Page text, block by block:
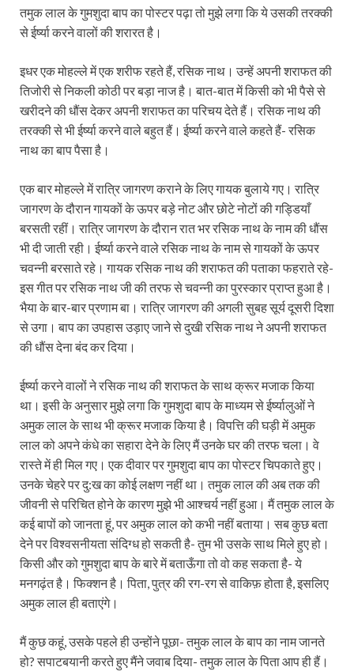
तमुक लाल के गुमशुदा बाप का पोस्टर पढ़ा तो मुझे लगा कि ये उसकी तरक्की
से ईर्ष्या करने वालों की शरारत है।
इधर एक मोहल्ले में एक शरीफ रहते हैं, रसिक नाथ। उन्हें अपनी शराफत की
तिजोरी से निकली कोठी पर बड़ा नाज है। बात-बात में किसी को भी पैसे से
खरीदने की धौंस देकर अपनी शराफत का परिचय देते हैं। रसिक नाथ की
तरक्की से भी ईर्ष्या करने वाले बहुत हैं। ईर्ष्या करने वाले कहते हैं- रसिक
नाथ का बाप पैसा है।
एक बार मोहल्ले में रात्रि जागरण कराने के लिए गायक बुलाये गए। रात्रि
जागरण के दौरान गायकों के ऊपर बड़े नोट और छोटे नोटों की गड्डियाँ
बरसती रहीं। रात्रि जागरण के दौरान रात भर रसिक नाथ के नाम की धौंस
भी दी जाती रही। ईर्ष्या करने वाले रसिक नाथ के नाम से गायकों के ऊपर
चवन्नी बरसाते रहे। गायक रसिक नाथ की शराफत की पताका फहराते रहे-
इस गीत पर रसिक नाथ जी की तरफ से चवन्नी का पुरस्कार प्राप्त हुआ है।
भैया के बार-बार प्रणाम बा। रात्रि जागरण की अगली सुबह सूर्य दूसरी दिशा
से उगा। बाप का उपहास उड़ाए जाने से दुखी रसिक नाथ ने अपनी शराफत
की धौंस देना बंद कर दिया।
ईर्ष्या करने वालों ने रसिक नाथ की शराफत के साथ क्रूर मजाक किया
था। इसी के अनुसार मुझे लगा कि गुमशुदा बाप के माध्यम से ईर्ष्‍यालुओं ने
अमुक लाल के साथ भी क्रूर मजाक किया है। विपत्ति की घड़ी में अमुक
लाल को अपने कंधे का सहारा देने के लिए मैं उनके घर की तरफ चला। वे
रास्ते में ही मिल गए। एक दीवार पर गुमशुदा बाप का पोस्टर चिपकाते हुए।
उनके चेहरे पर दु:ख का कोई लक्षण नहीं था। तमुक लाल की अब तक की
जीवनी से परिचित होने के कारण मुझे भी आश्चर्य नहीं हुआ। मैं तमुक लाल के
कई बापों को जानता हूं, पर अमुक लाल को कभी नहीं बताया। सब कुछ बता
देने पर विश्वसनीयता संदिग्ध हो सकती है- तुम भी उसके साथ मिले हुए हो।
किसी और को गुमशुदा बाप के बारे में बताऊँगा तो वो कह सकता है- ये
मनगढ़ंत है। फिक्शन है। पिता, पुत्र की रग-रग से वाकिफ़ होता है, इसलिए
अमुक लाल ही बताएंगे।
मैं कुछ कहूं, उसके पहले ही उन्होंने पूछा- तमुक लाल के बाप का नाम जानते
हो? सपाटबयानी करते हुए मैंने जवाब दिया- तमुक लाल के पिता आप ही हैं।